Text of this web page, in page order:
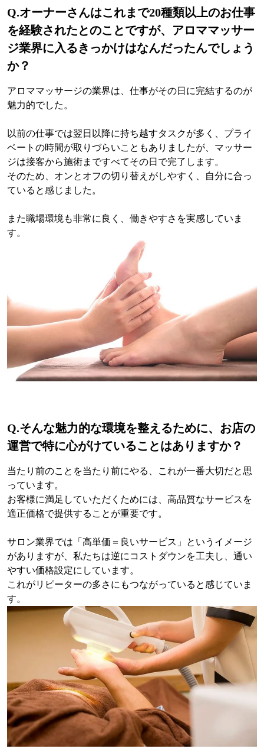
Q.オーナーさんはこれまで20種類以上のお仕事
を経験されたとのことですが、アロママッサー
ジ業界に入るきっかけはなんだったんでしょう
か？
アロママッサージの業界は、仕事がその日に完結するのが
魅力的でした。
以前の仕事では翌日以降に持ち越すタスクが多く、プライ
ベートの時間が取りづらいこともありましたが、マッサー
ジは接客から施術まですべてその日で完了します。
そのため、オンとオフの切り替えがしやすく、自分に合っ
ていると感じました。
また職場環境も非常に良く、働きやすさを実感していま
す。
Q.そんな魅力的な環境を整えるために、お店の
運営で特に心がけていることはありますか？
当たり前のことを当たり前にやる、これが一番大切だと思
っています。
お客様に満足していただくためには、高品質なサービスを
適正価格で提供することが重要です。
サロン業界では「高単価＝良いサービス」というイメージ
がありますが、私たちは逆にコストダウンを工夫し、通い
やすい価格設定にしています。
これがリピーターの多さにもつながっていると感じていま
す。